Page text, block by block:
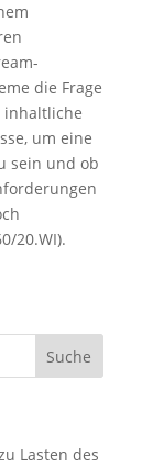
die Frage
inhaltliche
um eine
sein und ob
20.WI).
Lasten des